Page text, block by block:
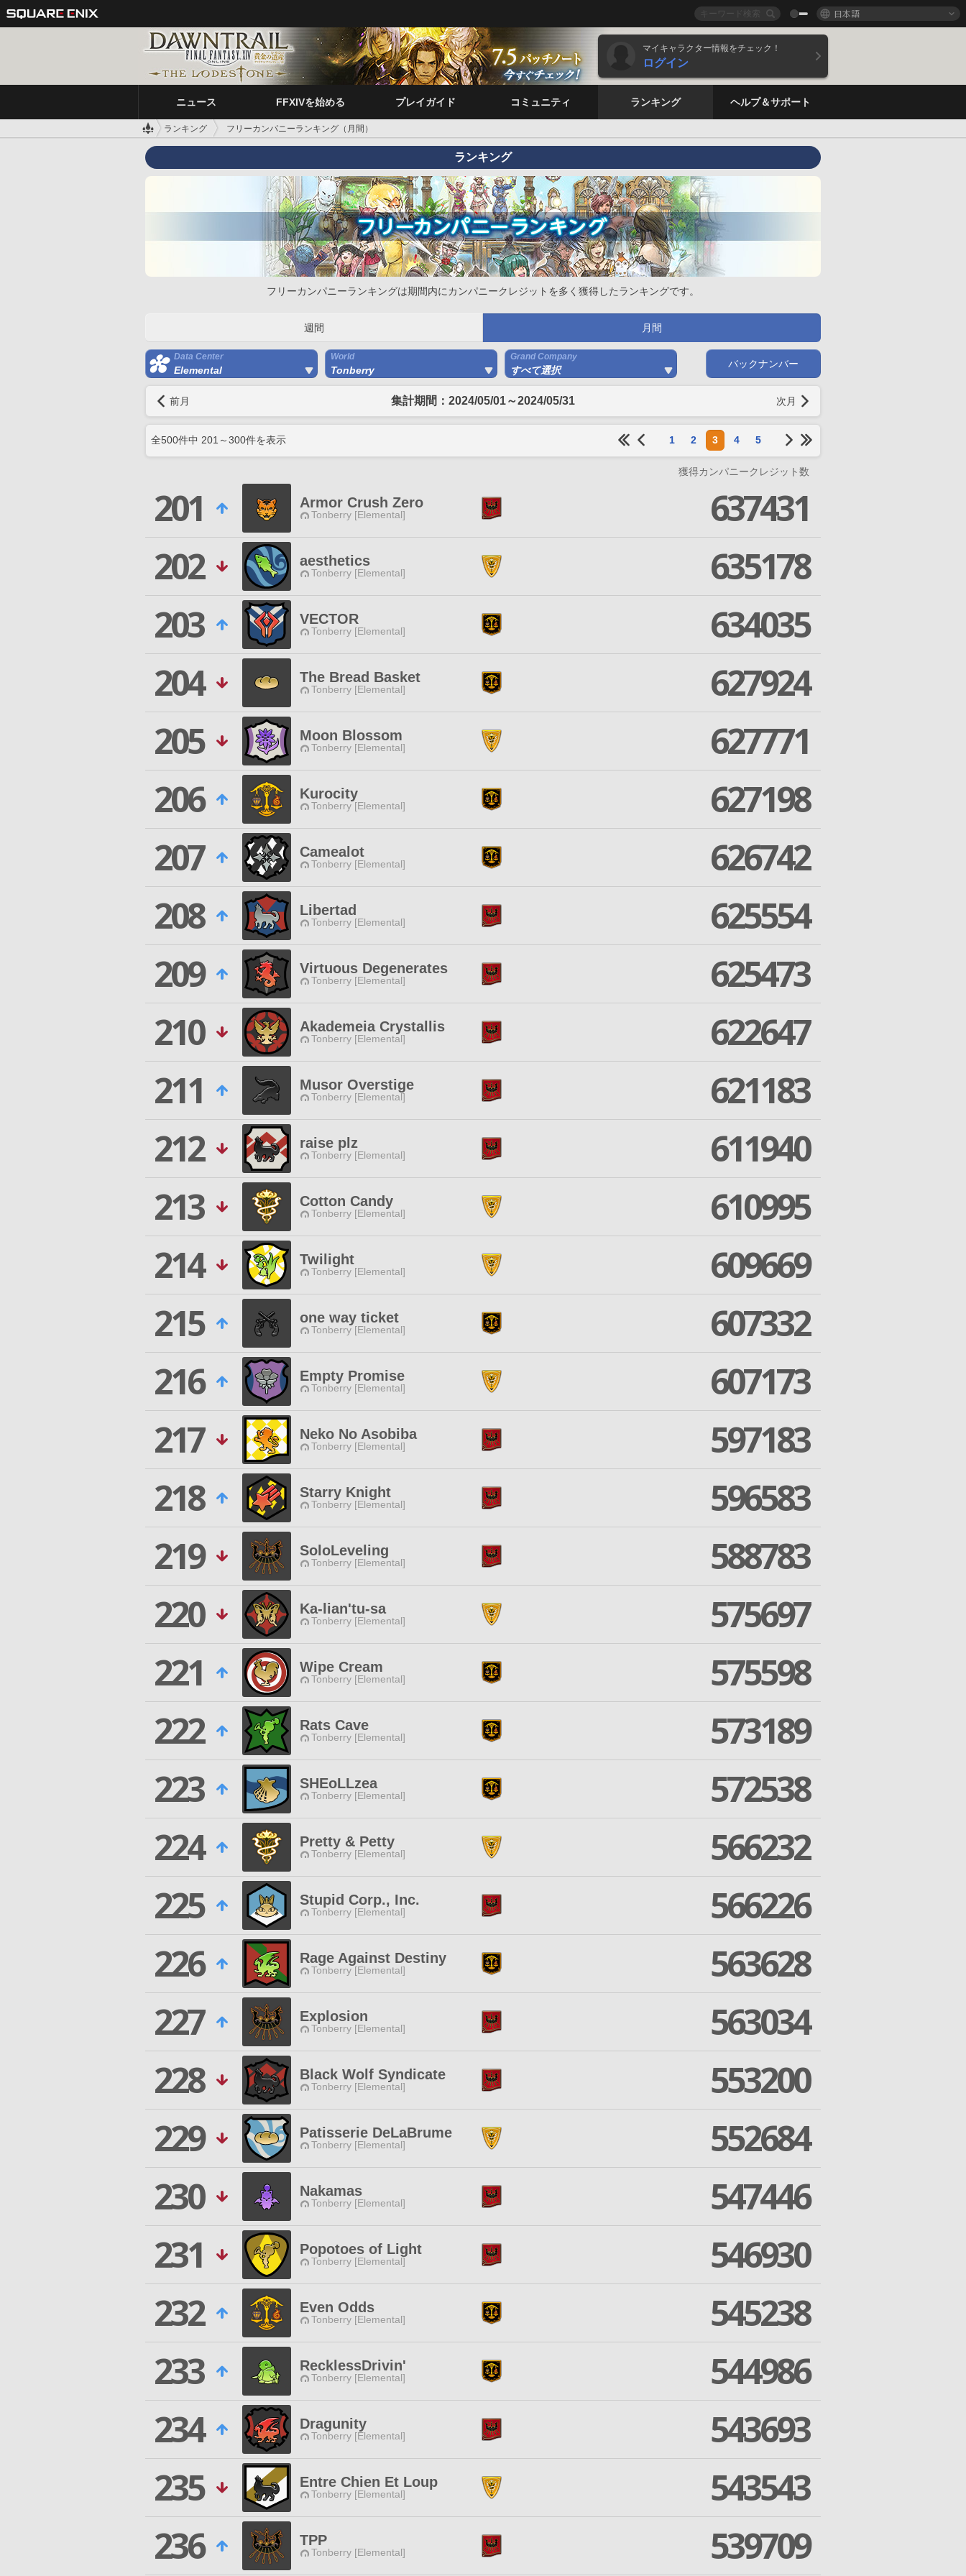
日本語
マイキャラクター情報をチェック！
ログイン
ニュース FFXIVを始める プレイガイド コミュニティ ランキング ヘルプ＆サポート
ランキング フリーカンパニーランキング（月間）
ランキング
フリーカンパニーランキングは期間内にカンパニークレジットを多く獲得したランキングです。
週間 月間
Data Center
Elemental
World
Tonberry
Grand Company
すべて選択
バックナンバー
前月 集計期間：2024/05/01～2024/05/31 次月
全500件中 201 ～300件を表示 1 2 3 4 5
獲得カンパニークレジット数
201 Armor Crush Zero
Tonberry [Elemental]
637431
202
aesthetics
Tonberry [Elemental]
635178
203
VECTOR
Tonberry [Elemental]
634035
204
The Bread Basket
Tonberry [Elemental]
627924
205
Moon Blossom
Tonberry [Elemental]
627771
206
Kurocity
Tonberry [Elemental]
627198
207
Camealot
Tonberry [Elemental]
626742
208
Libertad
Tonberry [Elemental]
625554
209
Virtuous Degenerates
Tonberry [Elemental]
625473
210
Akademeia Crystallis
Tonberry [Elemental]
622647
211
Musor Overstige
Tonberry [Elemental]
621183
212
raise plz
Tonberry [Elemental]
611940
213
Cotton Candy
Tonberry [Elemental]
610995
214
Twilight
Tonberry [Elemental]
609669
215
one way ticket
Tonberry [Elemental]
607332
216
Empty Promise
Tonberry [Elemental]
607173
217
Neko No Asobiba
Tonberry [Elemental]
597183
218
Starry Knight
Tonberry [Elemental]
596583
219
SoloLeveling
Tonberry [Elemental]
588783
220
Ka-lian'tu-sa
Tonberry [Elemental]
575697
221
Wipe Cream
Tonberry [Elemental]
575598
222
Rats Cave
Tonberry [Elemental]
573189
223
SHEoLLzea
Tonberry [Elemental]
572538
224
Pretty & Petty
Tonberry [Elemental]
566232
225
Stupid Corp., Inc.
Tonberry [Elemental]
566226
226
Rage Against Destiny
Tonberry [Elemental]
563628
227
Explosion
Tonberry [Elemental]
563034
228
Black Wolf Syndicate
Tonberry [Elemental]
553200
229
Patisserie DeLaBrume
Tonberry [Elemental]
552684
230
Nakamas
Tonberry [Elemental]
547446
231
Popotoes of Light
Tonberry [Elemental]
546930
232
Even Odds
Tonberry [Elemental]
545238
233
RecklessDrivin'
Tonberry [Elemental]
544986
234
Dragunity
Tonberry [Elemental]
543693
235
Entre Chien Et Loup
Tonberry [Elemental]
543543
236
TPP
Tonberry [Elemental] 539709